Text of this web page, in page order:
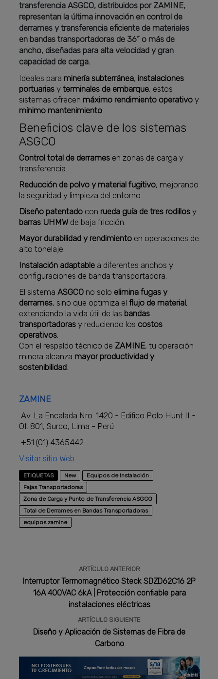
transferencia ASGCO, distribuidos por ZAMINE,
representan la última innovación en control de
derrames y transferencia eficiente de materiales
en bandas transportadoras de 36” o más de
ancho, diseñadas para alta velocidad y gran
capacidad de carga.
Ideales para minería subterránea, instalaciones
portuarias yterminales de embarque, estos
sistemas ofrecen máximo rendimiento operativo y
mínimo mantenimiento.
Beneficios clave de los sistemas
ASGCO
Control total de derrames en zonas de carga y
transferencia.
Reducción de polvo y material fugitivo, mejorando
la seguridad y limpieza del entorno.
Diseño patentado con rueda guía de tres rodillos y
barras UHMW de baja fricción.
Mayor durabilidad y rendimiento en operaciones de
alto tonelaje.
Instalación adaptable a diferentes anchos y
configuraciones de banda transportadora.
El sistemaASGCO no solo elimina fugas y
derrames, sino que optimiza elflujo de material,
extendiendo la vida útil de las bandas
transportadoras y reduciendo los costos
operativos.
Con el respaldo técnico de ZAMINE, tu operación
minera alcanza mayor productividad y
sostenibilidad.
ZAMINE
Av. La Encalada Nro. 1420 - Edifico Polo Hunt II -
Of. 801, Surco, Lima - Perú
+51 (01) 4365442
Visitar sitio Web
ETIQUETAS New
Equipos de Instalación
Fajas Transportadoras
Zona de Carga y Punto de Transferencia ASGCO
Total de Derrames en Bandas Transportadoras
equipos zamine
ARTÍCULO ANTERIOR
Interruptor Termomagnético Steck SDZD62C16 2P
16A 400VAC 6kA | Protección confiable para
instalaciones eléctricas
ARTÍCULO SIGUIENTE
Diseño y Aplicación de Sistemas de Fibra de
Carbono